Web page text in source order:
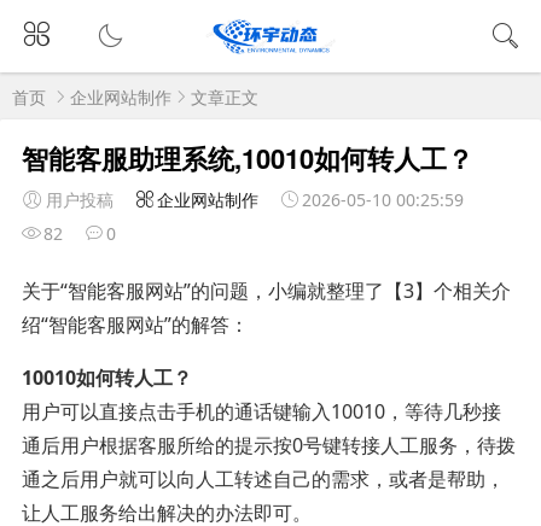
首页 企业网站制作 文章正文
智能客服助理系统,10010如何转人工？
用户投稿 企业网站制作
2026-05-10 00:25:59
82
0
关于“智能客服网站”的问题，小编就整理了【3】个相关介
绍“智能客服网站”的解答：
10010如何转人工？
用户可以直接点击手机的通话键输入10010，等待几秒接
通后用户根据客服所给的提示按0号键转接人工服务，待拨
通之后用户就可以向人工转述自己的需求，或者是帮助，
让人工服务给出解决的办法即可。